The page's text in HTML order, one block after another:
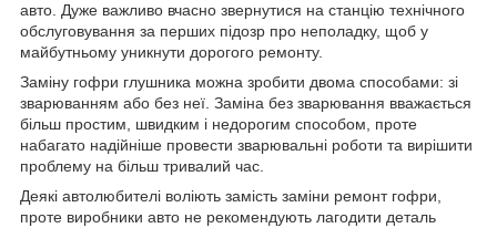
авто. Дуже важливо вчасно звернутися на станцію технічного
обслуговування за перших підозр про неполадку, щоб у
майбутньому уникнути дорогого ремонту.
Заміну гофри глушника можна зробити двома способами: зі
зварюванням або без неї. Заміна без зварювання вважається
більш простим, швидким і недорогим способом, проте
набагато надійніше провести зварювальні роботи та вирішити
проблему на більш тривалий час.
Деякі автолюбителі воліють замість заміни ремонт гофри,
проте виробники авто не рекомендують лагодити деталь